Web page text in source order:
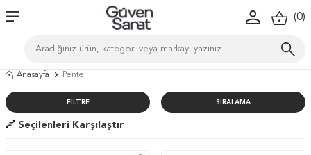
(0)
Anasayfa Pentel
FILTRE SIRALAMA
Seçilenleri Karşılaştır